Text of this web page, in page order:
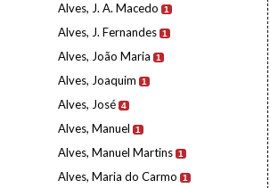
Alves, J. A. Macedo 1
Alves, J. Fernandes 1
Alves, João Maria 1
Alves, Joaquim 1
Alves, José 4
Alves, Manuel 1
Alves, Manuel Martins 1
Alves, Maria do Carmo 1